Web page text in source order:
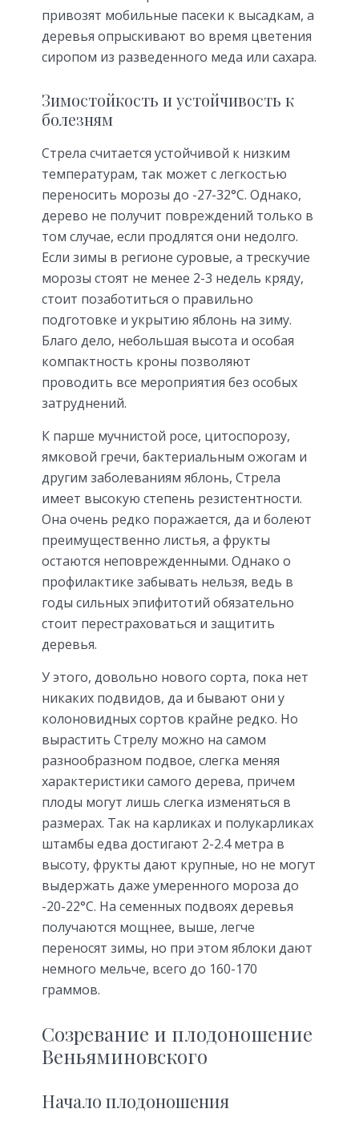
привозят мобильные пасеки к высадкам, а
деревья опрыскивают во время цветения
сиропом из разведенного меда или сахара.
Зимостойкость и устойчивость к
болезням
Стрела считается устойчивой к низким
температурам, так может с легкостью
переносить морозы до -27-32°С. Однако,
дерево не получит повреждений только в
том случае, если продлятся они недолго.
Если зимы в регионе суровые, а трескучие
морозы стоят не менее 2-3 недель кряду,
стоит позаботиться о правильно
подготовке и укрытию яблонь на зиму.
Благо дело, небольшая высота и особая
компактность кроны позволяют
проводить все мероприятия без особых
затруднений.
К парше мучнистой росе, цитоспорозу,
ямковой гречи, бактериальным ожогам и
другим заболеваниям яблонь, Стрела
имеет высокую степень резистентности.
Она очень редко поражается, да и болеют
преимущественно листья, а фрукты
остаются неповрежденными. Однако о
профилактике забывать нельзя, ведь в
годы сильных эпифитотий обязательно
стоит перестраховаться и защитить
деревья.
У этого, довольно нового сорта, пока нет
никаких подвидов, да и бывают они у
колоновидных сортов крайне редко. Но
вырастить Стрелу можно на самом
разнообразном подвое, слегка меняя
характеристики самого дерева, причем
плоды могут лишь слегка изменяться в
размерах. Так на карликах и полукарликах
штамбы едва достигают 2-2.4 метра в
высоту, фрукты дают крупные, но не могут
выдержать даже умеренного мороза до
-20-22°С. На семенных подвоях деревья
получаются мощнее, выше, легче
переносят зимы, но при этом яблоки дают
немного мельче, всего до 160-170
граммов.
Созревание и плодоношение
Веньяминовского
Начало плодоношения